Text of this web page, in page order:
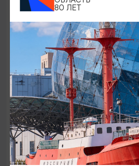
ЭКСКУРСИИ УЧРЕЖДЕНИЙ
Аудиоспектакль
косы»
01.02.2026 - 31.12.2026, 13:00
Куршская коса
ОТ 2500₽
80 ЛЕТ